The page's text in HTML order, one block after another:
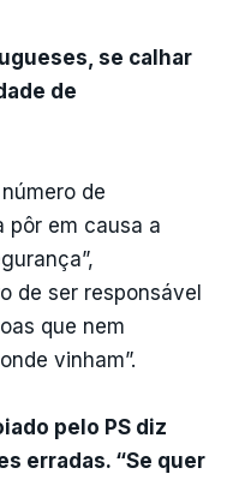
se calhar
de
de
pôr em causa a
de ser responsável
que nem
vinham”.
pelo PS diz
erradas. “Se quer